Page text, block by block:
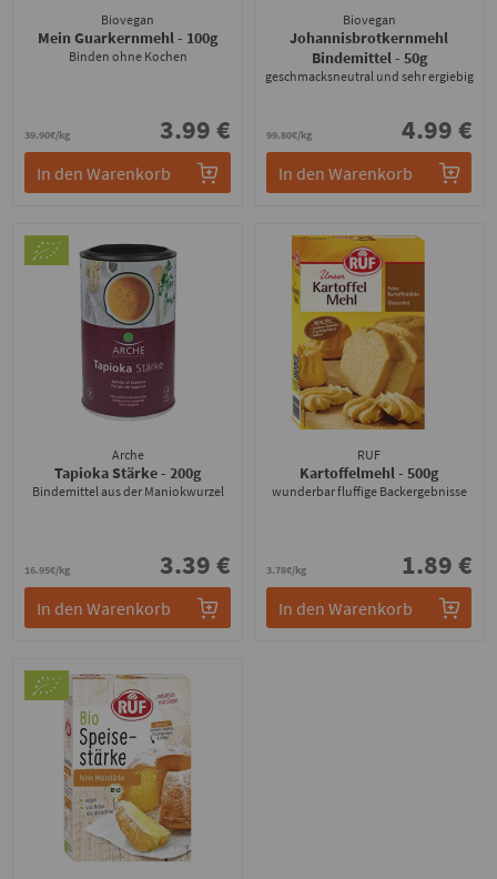
Biovegan
Mein Guarkernmehl- 100g
Binden ohne Kochen
39.90€/kg 3.99 €
In den Warenkorb
Biovegan
Johannisbrotkernmehl
Bindemittel - 50g
geschmacksneutral und sehr ergiebig
99.80€/kg 4.99 €
In den Warenkorb
Arche
Tapioka Stärke- 200g
Bindemittel aus der Maniokwurzel
16.95€/kg 3.39 €
In den Warenkorb
RUF
Kartoffelmehl- 500g
wunderbar fluffige Backergebnisse
3.78€/kg 1.89 €
In den Warenkorb